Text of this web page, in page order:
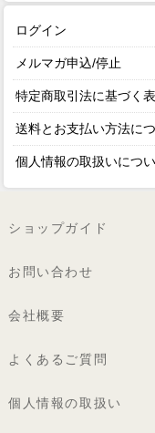
ログイン
メルマガ申込/停止
特定商取引法に基づく
送料とお支払い方法に
個人情報の取扱いにつ
ショップガイド
お問い合わせ
会社概要
よくあるご質問
個人情報の取扱い